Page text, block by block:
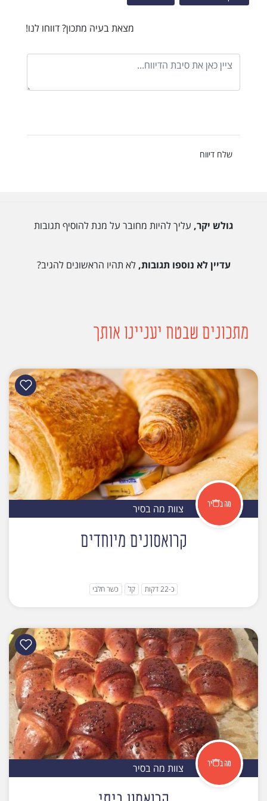
מצאת בעיה מתכון? דווחו לנו!
שלח דיווח
גולש יקר, עליך להיות מחובר על מנת להוסיף תגובות
עדיין לא נוספו תגובות,לא תהיו הראשונים להגיב?
מתכונים שבטח יעניינו אותך
צוות מה בסיר
קרואסונים מיוחדים
כ-22 דקות קל כשר חלבי
צוות מה בסיר